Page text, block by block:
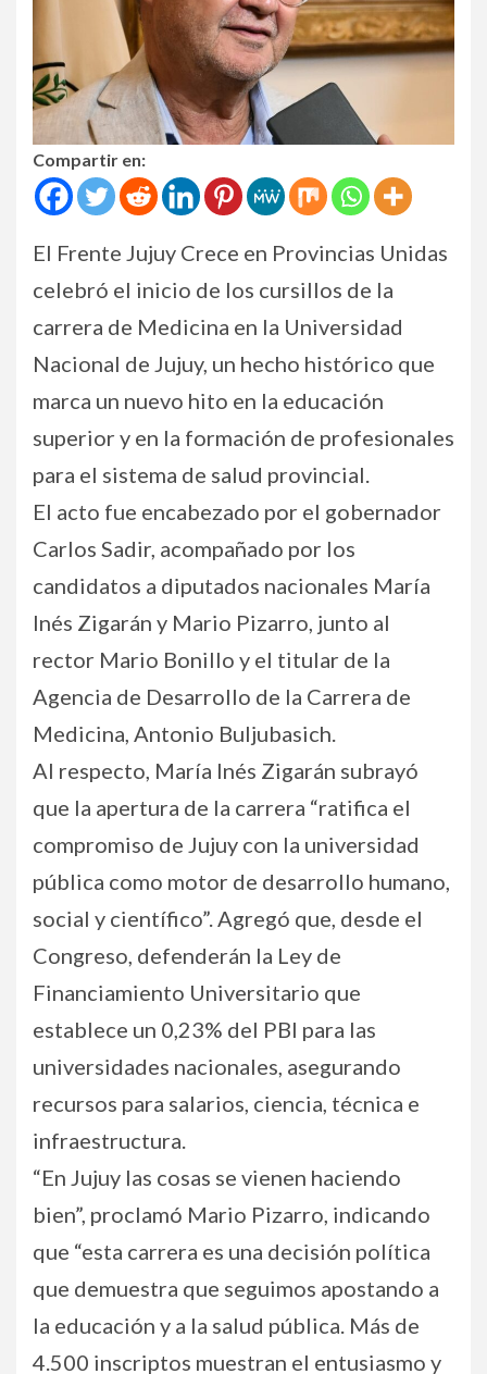
Compartir en:
El Frente Jujuy Crece en Provincias Unidas
celebró el inicio de los cursillos de la
carrera de Medicina en la Universidad
Nacional de Jujuy, un hecho histórico que
marca un nuevo hito en la educación
superior y en la formación de profesionales
para el sistema de salud provincial.
El acto fue encabezado por el gobernador
Carlos Sadir, acompañado por los
candidatos a diputados nacionales María
Inés Zigarán y Mario Pizarro, junto al
rector Mario Bonillo y el titular de la
Agencia de Desarrollo de la Carrera de
Medicina, Antonio Buljubasich.
Al respecto, María Inés Zigarán subrayó
que la apertura de la carrera “ratifica el
compromiso de Jujuy con la universidad
pública como motor de desarrollo humano,
social y científico”. Agregó que, desde el
Congreso, defenderán la Ley de
Financiamiento Universitario que
establece un 0,23% del PBI para las
universidades nacionales, asegurando
recursos para salarios, ciencia, técnica e
infraestructura.
“En Jujuy las cosas se vienen haciendo
bien”, proclamó Mario Pizarro, indicando
que “esta carrera es una decisión política
que demuestra que seguimos apostando a
la educación y a la salud pública. Más de
4.500 inscriptos muestran el entusiasmo y